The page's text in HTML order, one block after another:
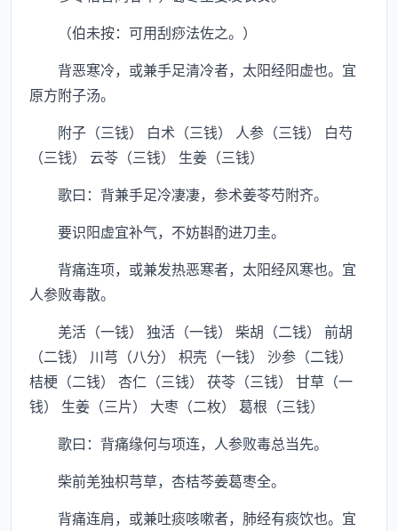
（伯未按：可用刮痧法佐之。）
背恶寒冷，或兼手足清冷者，太阳经阳虚也。宜
原方附子汤。
附子（三钱） 白术（三钱） 人参（三钱） 白芍
（三钱） 云苓（三钱） 生姜（三钱）
歌曰：背兼手足冷凄凄，参术姜苓芍附齐。
要识阳虚宜补气，不妨斟酌进刀圭。
背痛连项，或兼发热恶寒者，太阳经风寒也。宜
人参败毒散。
羌活（一钱） 独活（一钱） 柴胡（二钱） 前胡
（二钱） 川芎（八分） 枳壳（一钱） 沙参（二钱）
桔梗（二钱） 杏仁（三钱） 茯苓（三钱） 甘草（一
钱） 生姜（三片） 大枣（二枚） 葛根（三钱）
歌曰：背痛缘何与项连，人参败毒总当先。
柴前羌独枳芎草，杏桔芩姜葛枣全。
背痛连肩，或兼吐痰咳嗽者，肺经有痰饮也。宜